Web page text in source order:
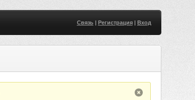
Связь| Регистрация| Вход